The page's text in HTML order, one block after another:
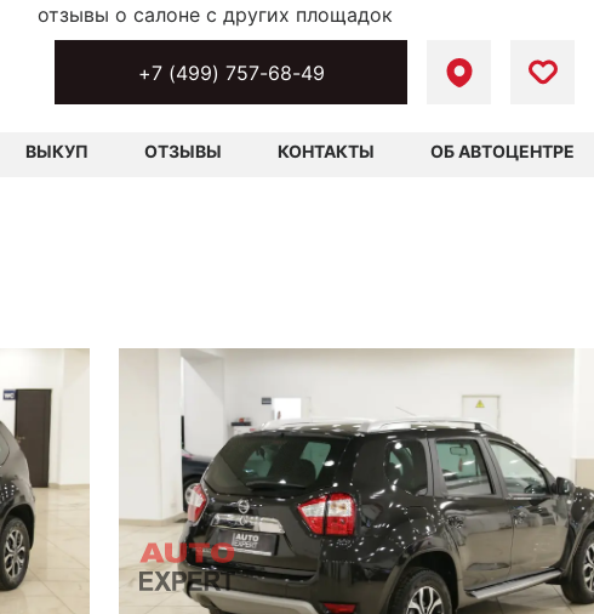
+7 (499) 757-68-49
ВЫКУП ОТЗЫВЫ КОНТАКТЫ ОБ АВТОЦЕНТРЕ
отзывы о салоне с других площадок